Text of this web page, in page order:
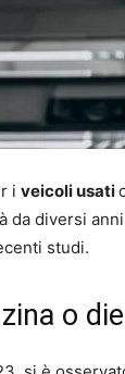
i veicoli usati
da diversi
studi.
o